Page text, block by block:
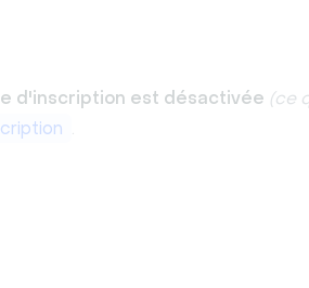
d'inscription est désactivée (ce
.